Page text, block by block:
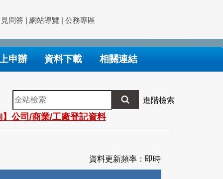
問答 | 網站導覽 | 公務專區
申辦 資料下載 相關連結
全
站
檢
索
進階檢索
公司/商業/工廠登記資料
資料更新頻率：即時